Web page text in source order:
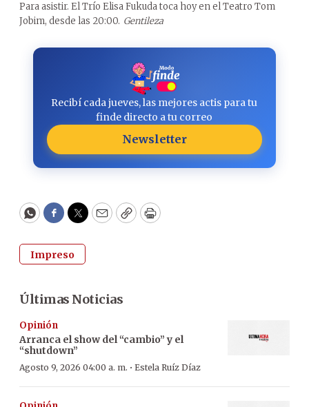
Para asistir. El Trío Elisa Fukuda toca hoy en el Teatro Tom
Jobim, desde las 20:00. Gentileza
Recibí cada jueves, las mejores actis para tu
finde directo a tu correo
Newsletter
WhatsApp
Facebook
Twitter
EmailCopyPrint
Impreso
Últimas Noticias
Opinión
Arranca el show del “cambio” y el
“shutdown”
Agosto 9, 2026 04:00 a. m. · Estela Ruíz Díaz